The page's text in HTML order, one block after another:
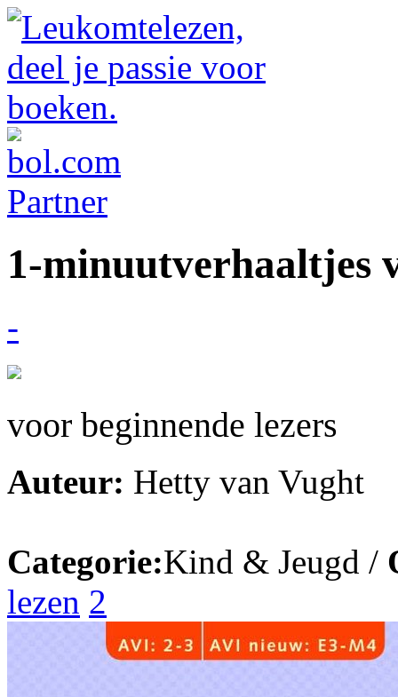
1-minuutverhaaltjes
-
voor beginnende lezers
Auteur: Hetty van Vught
Categorie:Kind & Jeugd /
lezen 2